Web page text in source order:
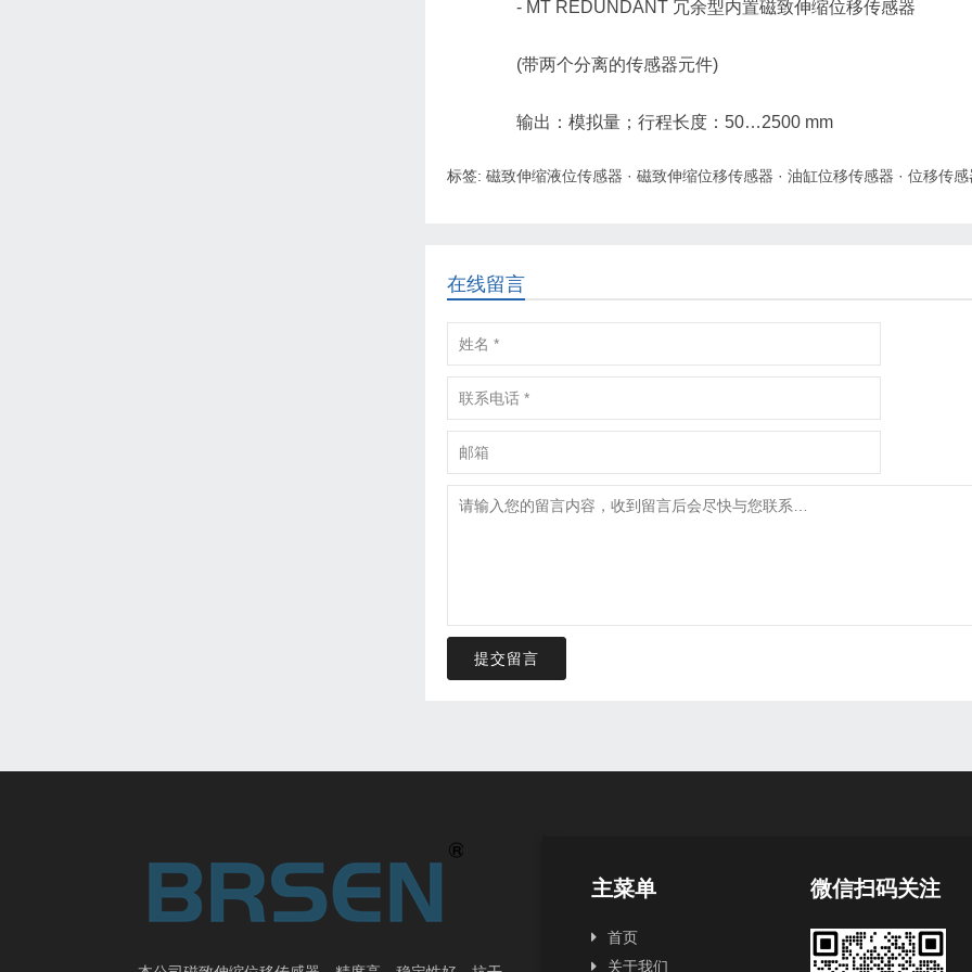
- MT REDUNDANT 冗余型内置磁致伸缩位移传感器
(带两个分离的传感器元件)
输出：模拟量；行程长度：50…2500 mm
标签: 磁致伸缩液位传感器 · 磁致伸缩位移传感器 · 油缸位移传感器 · 位移传感
在线留言
提交留言
主菜单
首页
关于我们
微信扫码关注